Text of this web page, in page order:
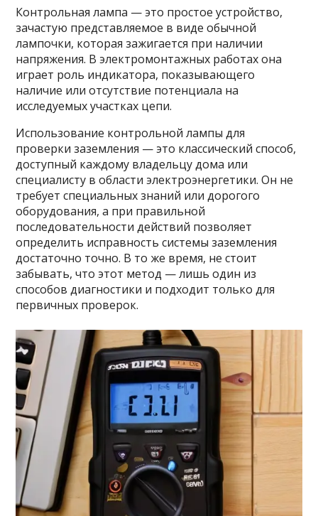
Контрольная лампа — это простое устройство,
зачастую представляемое в виде обычной
лампочки, которая зажигается при наличии
напряжения. В электромонтажных работах она
играет роль индикатора, показывающего
наличие или отсутствие потенциала на
исследуемых участках цепи.
Использование контрольной лампы для
проверки заземления — это классический способ,
доступный каждому владельцу дома или
специалисту в области электроэнергетики. Он не
требует специальных знаний или дорогого
оборудования, а при правильной
последовательности действий позволяет
определить исправность системы заземления
достаточно точно. В то же время, не стоит
забывать, что этот метод — лишь один из
способов диагностики и подходит только для
первичных проверок.